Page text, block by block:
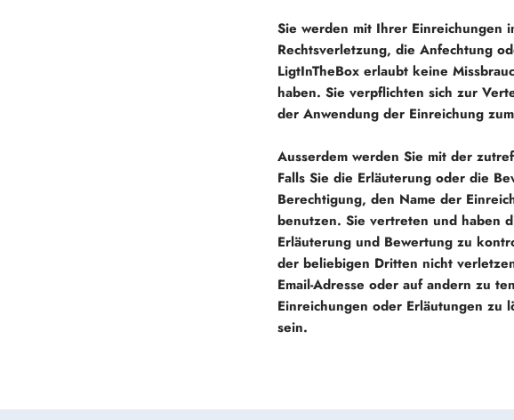
Sie werden mit Ihrer Einreichungen
Rechtsverletzung, die Anfechtung
LigtInTheBox erlaubt keine
haben. Sie verpflichten sich zur
der Anwendung der Einreichung
Ausserdem werden Sie mit der
Falls Sie die Erläuterung oder die
Berechtigung, den Name der
benutzen. Sie vertreten und haben
Erläuterung und Bewertung zu
der beliebigen Dritten nicht
Email-Adresse oder auf andern zu
Einreichungen oder Erläutungen zu
sein.